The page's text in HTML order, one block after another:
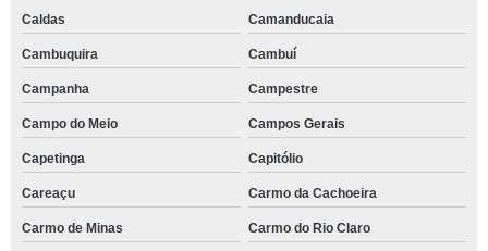
Caldas Camanducaia
Cambuquira Cambuí
Campanha Campestre
Campo do Meio Campos Gerais
Capetinga Capitólio
Careaçu Carmo da Cachoeira
Carmo de Minas Carmo do Rio Claro